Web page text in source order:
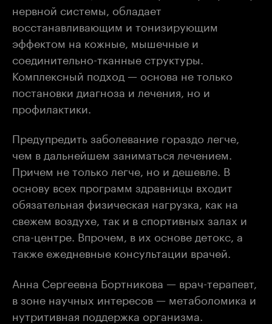
нервной системы, обладает
восстанавливающим и тонизирующим
эффектом на кожные, мышечные и
соединительно-тканные структуры.
Комплексный подход — основа не только
постановки диагноза и лечения, но и
профилактики.
Предупредить заболевание гораздо легче,
чем в дальнейшем заниматься лечением.
Причем не только легче, но и дешевле. В
основу всех программ здравницы входит
обязательная физическая нагрузка, как на
свежем воздухе, так и в спортивных залах и
спа-центре. Впрочем, в их основе детокс, а
также ежедневные консультации врачей.
Анна Сергеевна Бортникова — врач-терапевт,
в зоне научных интересов — метаболомика и
нутритивная поддержка организма.